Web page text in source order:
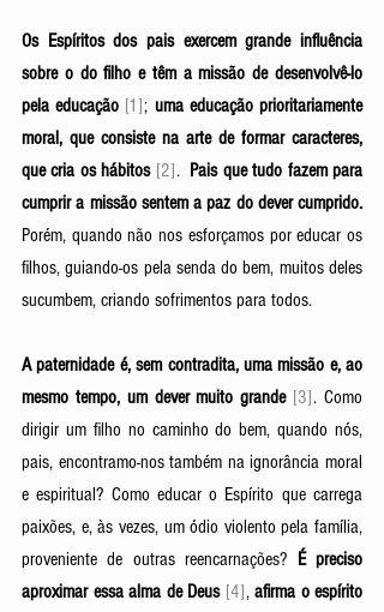
Os Espíritos dos pais exercem grande influência
sobre o do filho e têm a missão de desenvolvê-lo
pela educação [1]; uma educação prioritariamente
moral, que consiste na arte de formar caracteres,
que cria os hábitos [2].
Pais que tudo fazem para
cumprir a missão sentem a paz do dever cumprido.
Porém, quando não nos esforçamos por educar os
filhos, guiando-os pela senda do bem, muitos deles
sucumbem, criando sofrimentos para todos.
A paternidade é, sem contradita, uma missão e, ao
mesmo tempo, um dever muito grande [3]. Como
dirigir um filho no caminho do bem, quando nós,
pais, encontramo-nos também na ignorância moral
e espiritual? Como educar o Espírito que carrega
paixões, e, às vezes, um ódio violento pela família,
proveniente de outras reencarnações?
É preciso
aproximar essa alma de Deus [4], afirma o espírito